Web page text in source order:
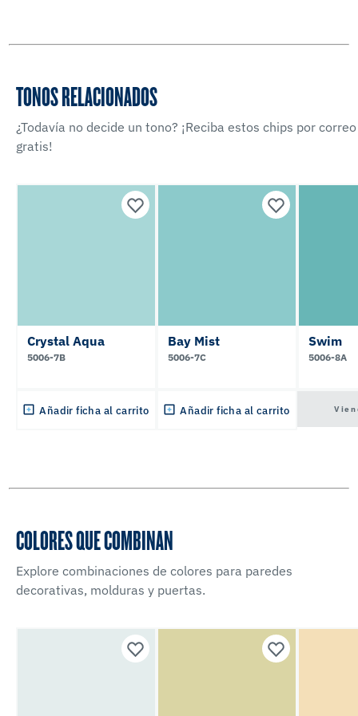
TONOS RELACIONADOS
¿Todavía no decide un tono? ¡Reciba estos chips por correo
gratis!
Crystal Aqua
5006-7B
Añadir ficha al carrito
Bay Mist
5006-7C
Añadir ficha al carrito
Swim
5006-8A
COLORES QUE COMBINAN
Explore combinaciones de colores para paredes
decorativas, molduras y puertas.